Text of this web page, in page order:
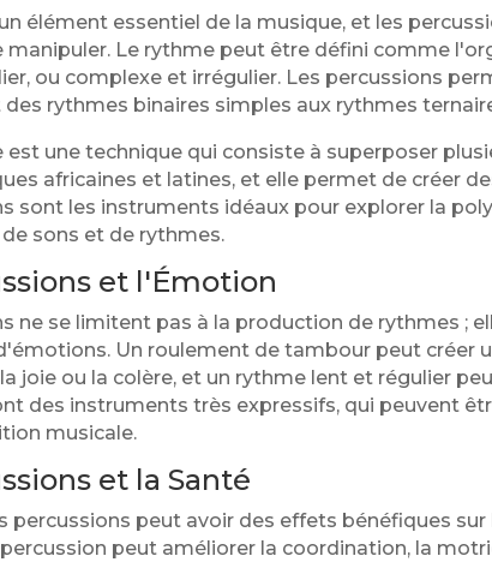
élément essentiel de la musique, et les
manipuler. Le rythme peut être défini comme
ou complexe et irrégulier. Les percussions
des rythmes binaires simples aux rythmes
est une technique qui consiste à superposer
africaines et latines, et elle permet de créer
sont les instruments idéaux pour explorer la
sons et de rythmes.
et l'Émotion
ne se limitent pas à la production de rythmes ;
Un roulement de tambour peut créer
joie ou la colère, et un rythme lent et régulier
des instruments très expressifs, qui peuvent
musicale.
et la Santé
percussions peut avoir des effets bénéfiques
peut améliorer la coordination, la